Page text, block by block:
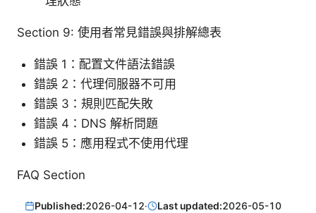
Section 9: 使用者常見錯誤與排解總表
錯誤 1：配置文件語法錯誤
錯誤 2：代理伺服器不可用
錯誤 3：規則匹配失敗
錯誤 4：DNS 解析問題
錯誤 5：應用程式不使用代理
FAQ Section
Published:2026-04-12· Last updated:2026-05-10